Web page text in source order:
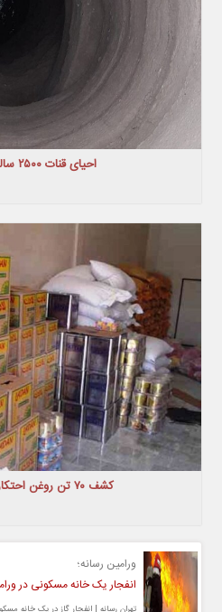
احیای قنات ۲۵۰۰ ساله در ورامین
کشف ۷۰ تن روغن احتکارشده در ورامین
ورامین رسانه؛
انفجار یک خانه مسکونی در